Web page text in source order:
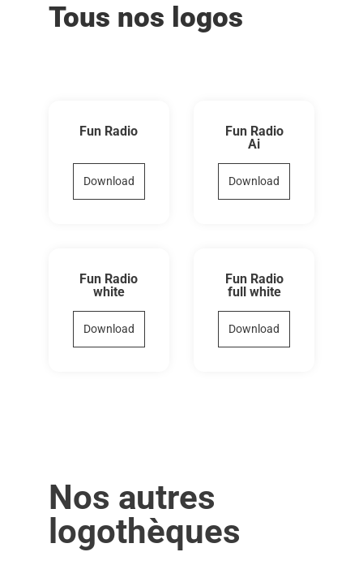
Tous nos logos
Fun Radio
Download
Fun Radio
Ai
Download
Fun Radio
white
Download
Fun Radio
full white
Download
Nos autres
logothèques